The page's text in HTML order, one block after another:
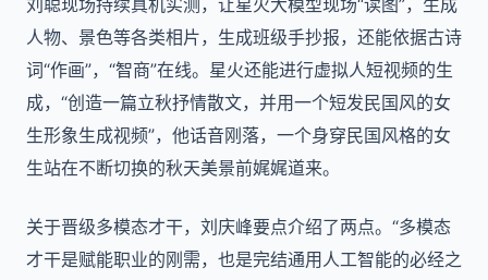
刘聪现场持续真机实测，让星火大模型现场“读图”，生成
人物、景色等各类相片，生成班级手抄报，还能依据古诗
词“作画”，“智商”在线。星火还能进行虚拟人短视频的生
成，“创造一篇立秋抒情散文，并用一个短发民国风的女
生形象生成视频”，他话音刚落，一个身穿民国风格的女
生站在不断切换的秋天美景前娓娓道来。
关于晋级多模态才干，刘庆峰要点介绍了两点。“多模态
才干是赋能职业的刚需，也是完结通用人工智能的必经之